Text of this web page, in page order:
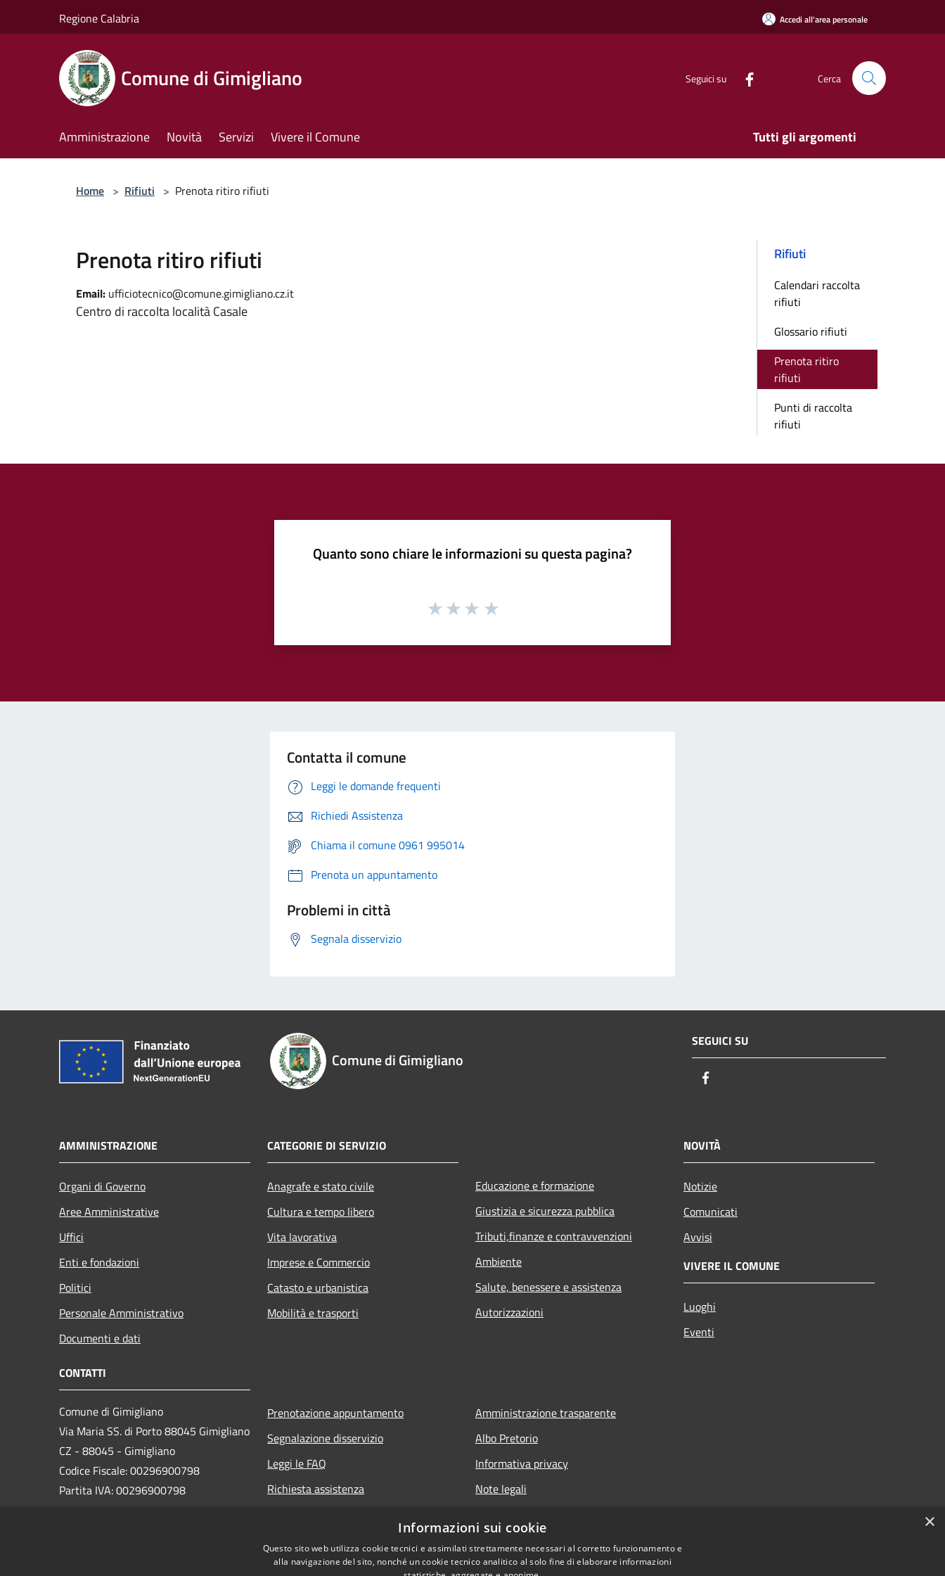
Regione Calabria Accedi all'area personale
Comune di Gimigliano Seguici su Cerca
Amministrazione Novità Servizi Vivere il Comune Tutti gli argomenti
Home > Rifiuti > Prenota ritiro rifiuti
Prenota ritiro rifiuti
Email: ufficiotecnico@comune.gimigliano.cz.it
Centro di raccolta località Casale
Rifiuti
Calendari raccolta
rifiuti
Glossario rifiuti
Prenota ritiro
rifiuti
Punti di raccolta
rifiuti
Quanto sono chiare le informazioni su questa pagina?
Contatta il comune
Leggi le domande frequenti
Richiedi Assistenza
Chiama il comune 0961 995014
Prenota un appuntamento
Problemi in città
Segnala disservizio
Comune di Gimigliano
SEGUICI SU
AMMINISTRAZIONE
Organi di Governo
Aree Amministrative
Uffici
Enti e fondazioni
Politici
Personale Amministrativo
Documenti e dati
CATEGORIE DI SERVIZIO
Anagrafe e stato civile
Cultura e tempo libero
Vita lavorativa
Imprese e Commercio
Catasto e urbanistica
Mobilità e trasporti
Educazione e formazione
Giustizia e sicurezza pubblica
Tributi,finanze e contravvenzioni
Ambiente
Salute, benessere e assistenza
Autorizzazioni
NOVITÀ
Notizie
Comunicati
Avvisi
VIVERE IL COMUNE
Luoghi
Eventi
CONTATTI
Comune di Gimigliano
Via Maria SS. di Porto 88045 Gimigliano
CZ - 88045 - Gimigliano
Codice Fiscale: 00296900798
Partita IVA: 00296900798
Prenotazione appuntamento
Segnalazione disservizio
Leggi le FAQ
Richiesta assistenza
Amministrazione trasparente
Albo Pretorio
Informativa privacy
Note legali
×
Informazioni sui cookie
Questo sito web utilizza cookie tecnici e assimilati strettamente necessari al corretto funzionamento e
alla navigazione del sito, nonché un cookie tecnico analitico al solo fine di elaborare informazioni